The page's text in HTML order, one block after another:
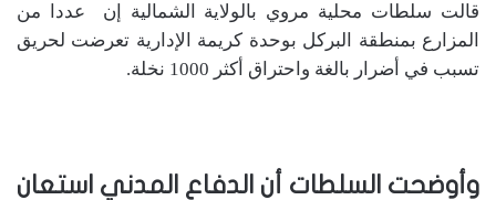
قالت سلطات محلية مروي بالولاية الشمالية إن عددا من
المزارع بمنطقة البركل بوحدة كريمة الإدارية تعرضت لحريق
تسبب في أضرار بالغة واحتراق أكثر 1000 نخلة.
وأوضحت السلطات أن الدفاع المدني استعان